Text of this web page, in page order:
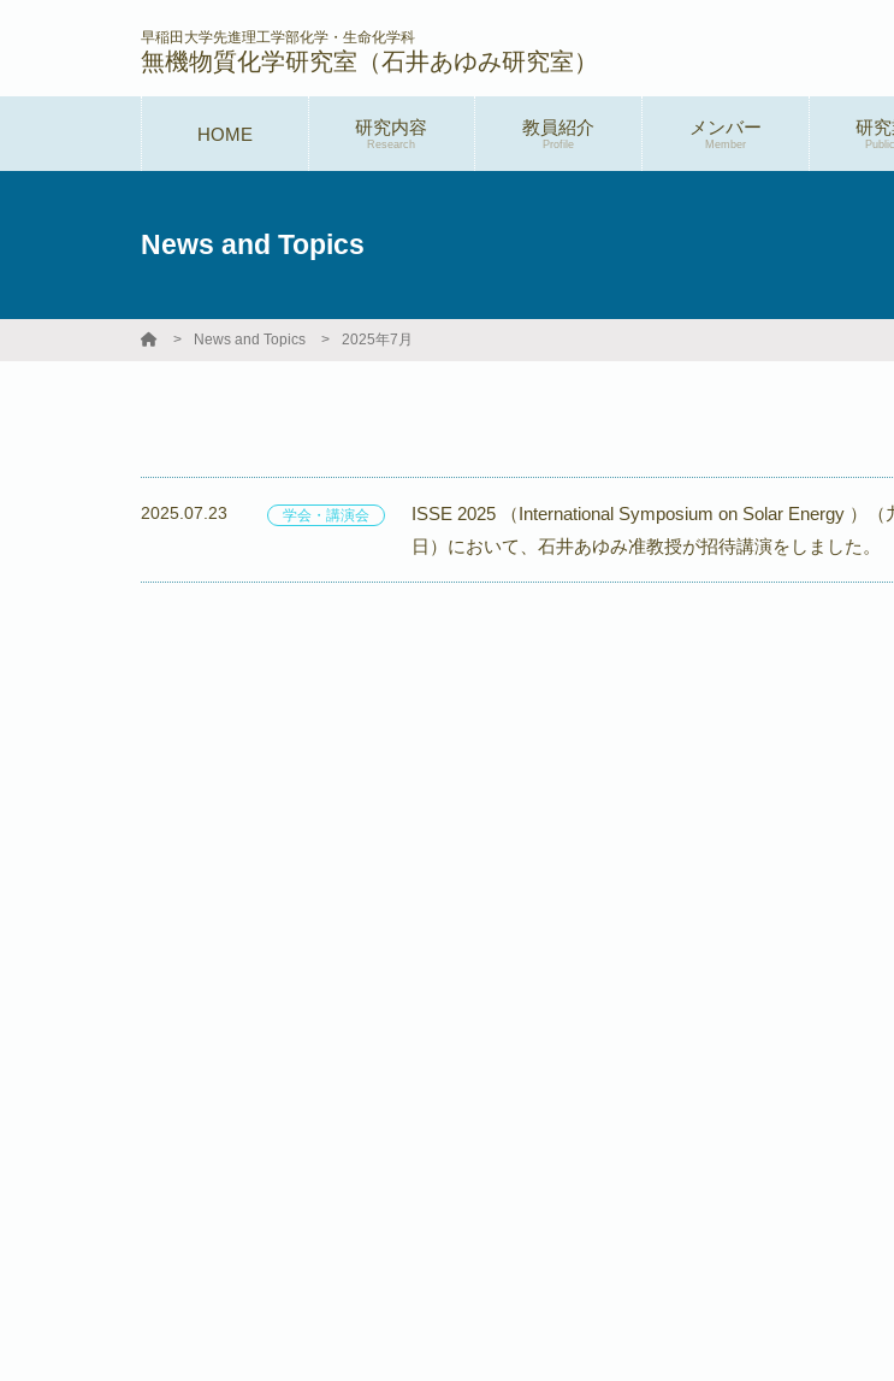
早稲田大学先進理工学部化学・生命化学科
無機物質化学研究室（石井あゆみ研究室）
HOME 研究内容
Research
教員紹介
Profile
メンバー
Member
研
News and Topics
News and Topics 2025年7月
2025.07.23 学会・講演会
ISSE 2025 （International Symposium on Solar Energy ）
日）において、石井あゆみ准教授が招待講演をしました。